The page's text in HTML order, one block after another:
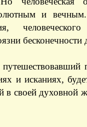
и
и исканиях,
в своей духовной